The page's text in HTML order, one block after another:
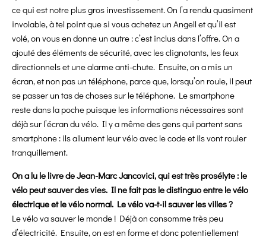
ce qui est notre plus gros investissement. On l’a rendu quasiment
involable, à tel point que si vous achetez un Angell et qu’il est
volé, on vous en donne un autre : c’est inclus dans l’offre. On a
ajouté des éléments de sécurité, avec les clignotants, les feux
directionnels et une alarme anti-chute. Ensuite, on a mis un
écran, et non pas un téléphone, parce que, lorsqu’on roule, il peut
se passer un tas de choses sur le téléphone. Le smartphone
reste dans la poche puisque les informations nécessaires sont
déjà sur l’écran du vélo. Il y a même des gens qui partent sans
smartphone : ils allument leur vélo avec le code et ils vont rouler
tranquillement.
On a lu le livre de Jean-Marc Jancovici, qui est très prosélyte : le
vélo peut sauver des vies. Il ne fait pas le distinguo entre le vélo
électrique et le vélo normal. Le vélo va-t-il sauver les villes ?
Le vélo va sauver le monde ! Déjà on consomme très peu
d’électricité. Ensuite, on est en forme et donc potentiellement